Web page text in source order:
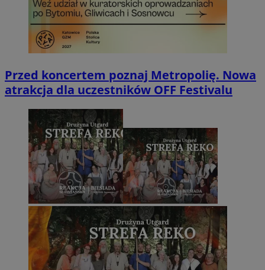
Przed koncertem poznaj Metropolię. Nowa
atrakcja dla uczestników OFF Festivalu